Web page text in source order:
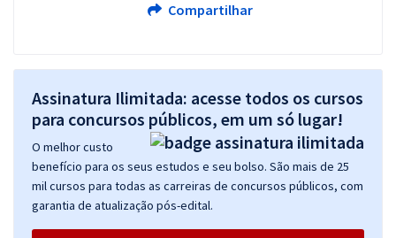
Compartilhar
Assinatura Ilimitada: acesse todos os cursos
para concursos públicos, em um só lugar!
O melhor custo
benefício para os seus estudos e seu bolso. São mais de 25
mil cursos para todas as carreiras de concursos públicos, com
garantia de atualização pós-edital.